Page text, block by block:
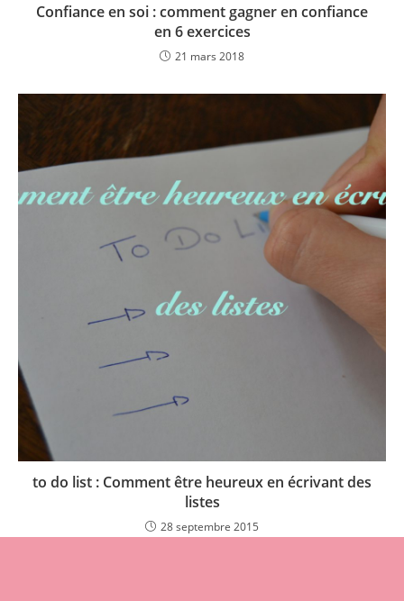
Confiance en soi : comment gagner en confiance
en 6 exercices
21 mars 2018
to do list : Comment être heureux en écrivant des
listes
28 septembre 2015